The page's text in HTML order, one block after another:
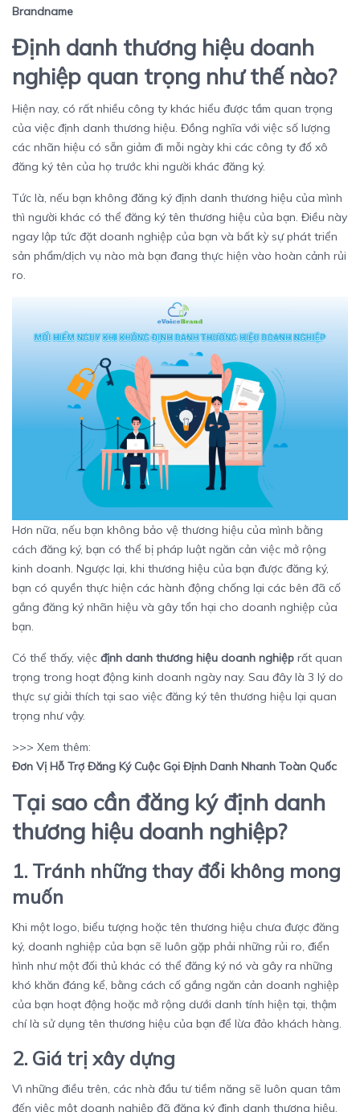
Brandname
Định danh thương hiệu doanh
nghiệp quan trọng như thế nào?
Hiện nay, có rất nhiều công ty khác hiểu được tầm quan trọng
của việc định danh thương hiệu. Đồng nghĩa với việc số lượng
các nhãn hiệu có sẵn giảm đi mỗi ngày khi các công ty đổ xô
đăng ký tên của họ trước khi người khác đăng ký.
Tức là, nếu bạn không đăng ký định danh thương hiệu của mình
thì người khác có thể đăng ký tên thương hiệu của bạn. Điều này
ngay lập tức đặt doanh nghiệp của bạn và bất kỳ sự phát triển
sản phẩm/dịch vụ nào mà bạn đang thực hiện vào hoàn cảnh rủi
ro.
Hơn nữa, nếu bạn không bảo vệ thương hiệu của mình bằng
cách đăng ký, bạn có thể bị pháp luật ngăn cản việc mở rộng
kinh doanh. Ngược lại, khi thương hiệu của bạn được đăng ký,
bạn có quyền thực hiện các hành động chống lại các bên đã cố
gắng đăng ký nhãn hiệu và gây tổn hại cho doanh nghiệp của
bạn.
Có thể thấy, việc định danh thương hiệu doanh nghiệp rất quan
trọng trong hoạt động kinh doanh ngày nay. Sau đây là 3 lý do
thực sự giải thích tại sao việc đăng ký tên thương hiệu lại quan
trọng như vậy.
>>> Xem thêm:
Đơn Vị Hỗ Trợ Đăng Ký Cuộc Gọi Định Danh Nhanh Toàn Quốc
Tại sao cần đăng ký định danh
thương hiệu doanh nghiệp?
1. Tránh những thay đổi không mong
muốn
Khi một logo, biểu tượng hoặc tên thương hiệu chưa được đăng
ký, doanh nghiệp của bạn sẽ luôn gặp phải những rủi ro, điển
hình như một đối thủ khác có thể đăng ký nó và gây ra những
khó khăn đáng kể, bằng cách cố gắng ngăn cản doanh nghiệp
của bạn hoạt động hoặc mở rộng dưới danh tính hiện tại, thậm
chí là sử dụng tên thương hiệu của bạn để lừa đảo khách hàng.
2. Giá trị xây dựng
Vì những điều trên, các nhà đầu tư tiềm năng sẽ luôn quan tâm
đến việc một doanh nghiệp đã đăng ký định danh thương hiệu,